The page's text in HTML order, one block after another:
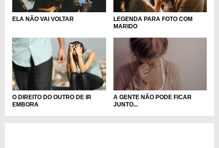
ELA NÃO VAI VOLTAR
LEGENDA PARA FOTO COM
MARIDO
O DIREITO DO OUTRO DE IR
EMBORA
A GENTE NÃO PODE FICAR
JUNTO...